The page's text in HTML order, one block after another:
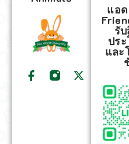
แอด
รั
ปร
และ